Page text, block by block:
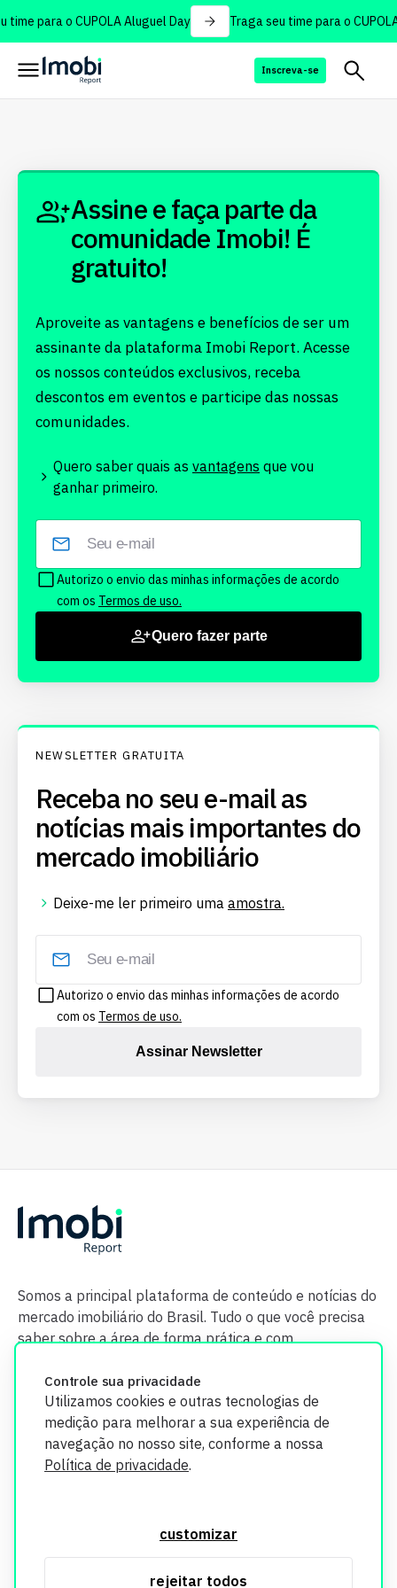
para o CUPOLA Aluguel Day Traga seu time para o
Inscreva-se
Controle sua privacidade
Utilizamos cookies e outras tecnologias de
medição para melhorar a sua experiência de
navegação no nosso site, conforme a nossa
Política de privacidade.
customizar
rejeitar todos
Assine e faça parte da
comunidade Imobi! É
gratuito!
Aproveite as vantagens e benefícios de ser um
assinante da plataforma Imobi Report. Acesse
os nossos conteúdos exclusivos, receba
descontos em eventos e participe das nossas
comunidades.
Quero saber quais as vantagens que vou
ganhar primeiro.
Autorizo o envio das minhas informações de acordo
com os Termos de uso.
Quero fazer parte
NEWSLETTER GRATUITA
Receba no seu e-mail as
notícias mais importantes do
mercado imobiliário
Deixe-me ler primeiro uma amostra.
Autorizo o envio das minhas informações de acordo
com os Termos de uso.
Assinar Newsletter
Somos a principal plataforma de conteúdo e notícias do
mercado imobiliário do Brasil. Tudo o que você precisa
saber sobre a área de forma prática e com
segurança. Todos os dados coletados em nosso site são
utilizados exclusivamente para fins de aprimoramento de
informações, consulte nossa Política de Privacidade.